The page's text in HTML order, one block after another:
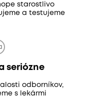
starostlivo
a testujeme
seriózne
odborníkov,
s lekármi